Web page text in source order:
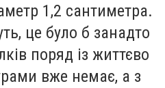
1,2 сантиметра.
це було б занадто
поряд із життєво
вже немає, а з